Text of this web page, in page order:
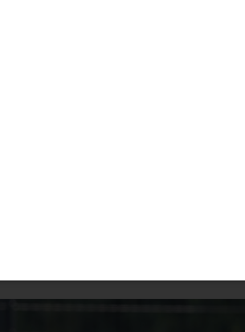
ungünstigen Zeitpunkt zu Beginn der
zu legen“, analysierte der
Nachwuchsliga mit dem Heimspiel
Adekunle, Lemke – Akyildiz (C)
Yildirim (72. Djamanca)
Taubeneck (C), Mildebrath
Kracht (65. Gründker), Heidrich (76.
(93.), 1:3 Ghopo (120.)
– Balg, Ghopo, Heidrich, Prade,